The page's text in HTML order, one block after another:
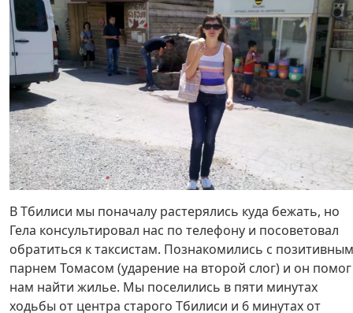
В Тбилиси мы поначалу растерялись куда бежать, но
Гела консультировал нас по телефону и посоветовал
обратиться к таксистам. Познакомились с позитивным
парнем Томасом (ударение на второй слог) и он помог
нам найти жилье. Мы поселились в пяти минутах
ходьбы от центра старого Тбилиси и 6 минутах от